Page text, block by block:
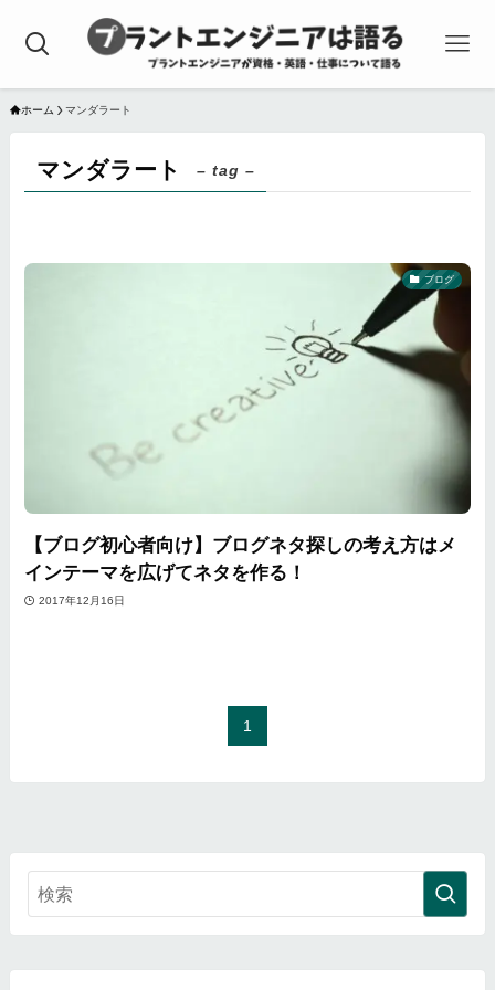
ホーム マンダラート
マンダラート – tag –
ブログ
【ブログ初心者向け】ブログネタ探しの考え方はメ
インテーマを広げてネタを作る！
2017年12月16日
1